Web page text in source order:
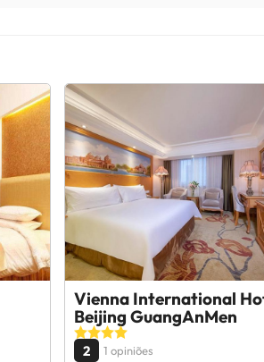
Vienna International
Beijing GuangAnMen
2 1 opiniões